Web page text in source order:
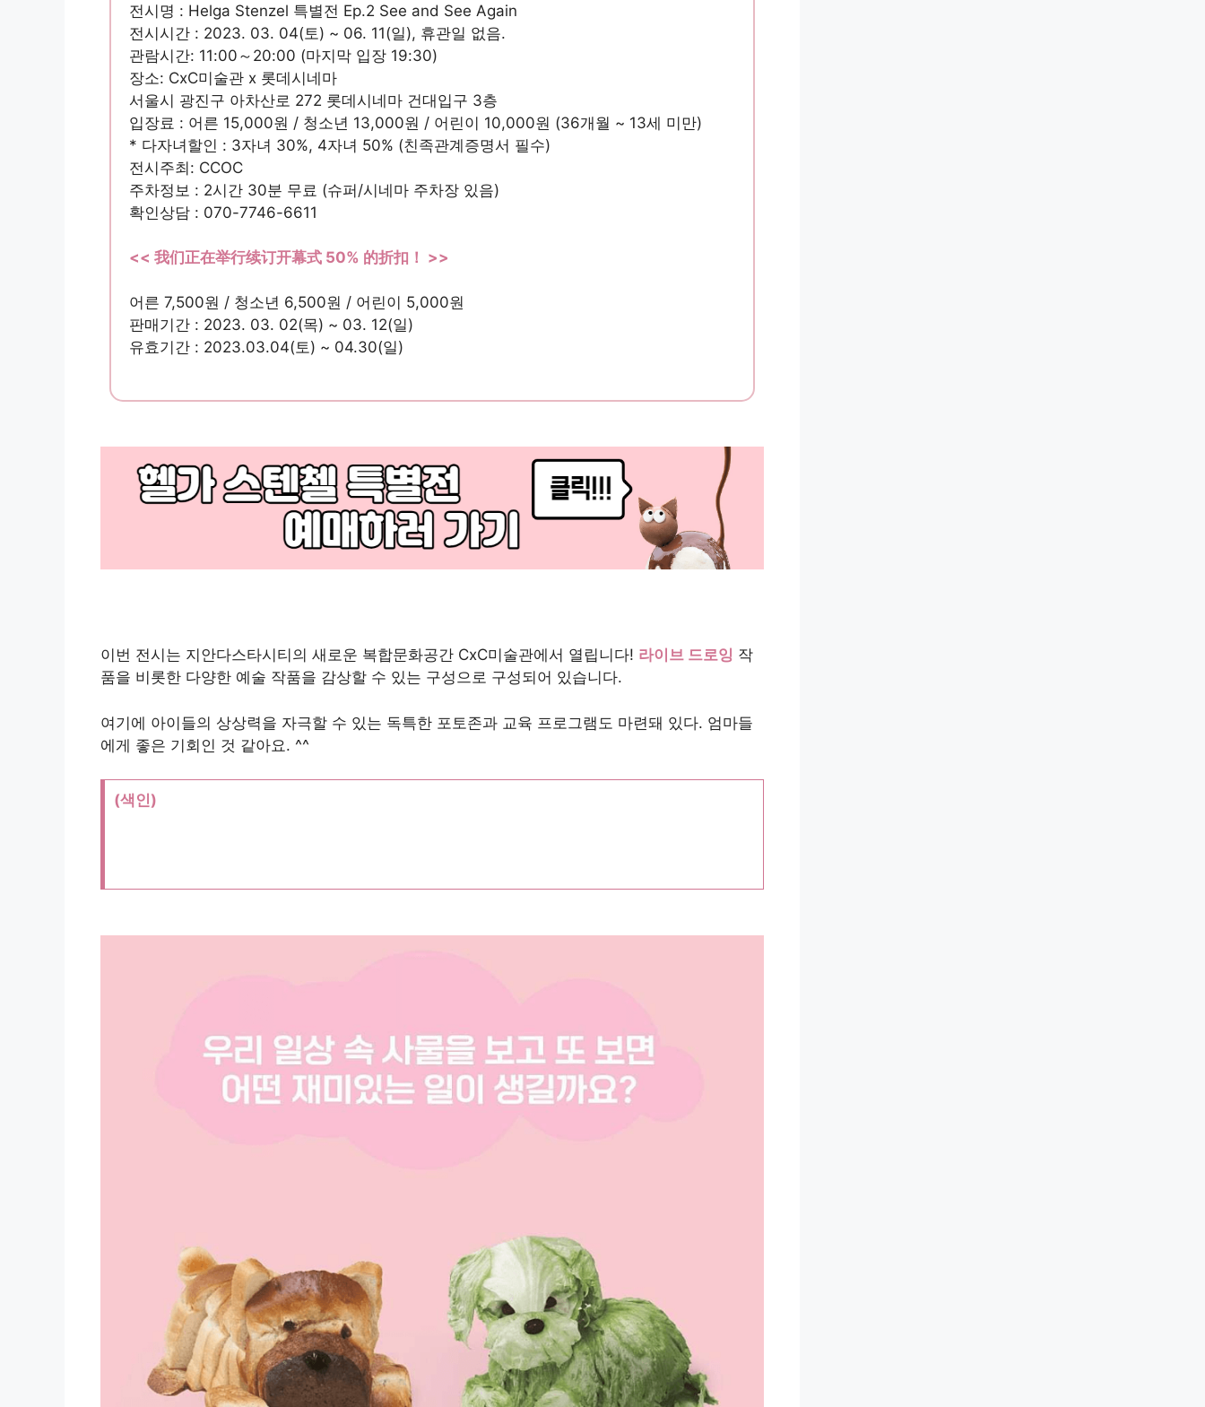
전시명 : Helga Stenzel 특별전 Ep.2 See and See Again
전시시간 : 2023. 03. 04(토) ~ 06. 11(일), 휴관일 없음.
관람시간: 11:00～20:00 (마지막 입장 19:30)
장소: CxC미술관 x 롯데시네마
서울시 광진구 아차산로 272 롯데시네마 건대입구 3층
입장료 : 어른 15,000원 ​​/ 청소년 13,000원 ​​/ 어린이 10,000원 ​​(36개월 ~ 13세 미만)
* 다자녀할인 : 3자녀 30%, 4자녀 50% (친족관계증명서 필수)
전시주최: CCOC
주차정보 : 2시간 30분 무료 (슈퍼/시네마 주차장 있음)
확인상담 : 070-7746-6611
<< 我们正在举行续订开幕式 50% 的折扣！ >>
어른 7,500원 / 청소년 6,500원 / 어린이 5,000원
판매기간 : 2023. 03. 02(목) ~ 03. 12(일)
유효기간 : 2023.03.04(토) ~ 04.30(일)
이번 전시는 지안다스타시티의 새로운 복합문화공간 CxC미술관에서 열립니다! 라이브 드로잉 작
품을 비롯한 다양한 예술 작품을 감상할 수 있는 구성으로 구성되어 있습니다.
여기에 아이들의 상상력을 자극할 수 있는 독특한 포토존과 교육 프로그램도 마련돼 있다. 엄마들
에게 좋은 기회인 것 같아요. ^^
(색인)